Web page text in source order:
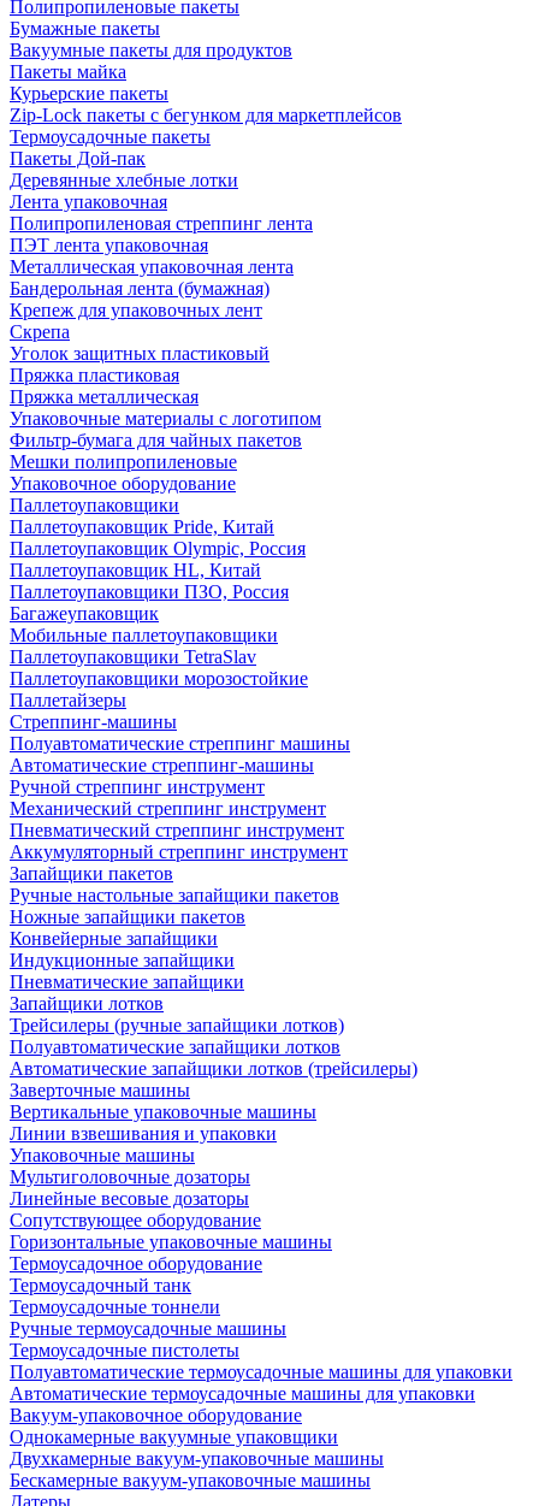
Полипропиленовые пакеты
Бумажные пакеты
Вакуумные пакеты для продуктов
Пакеты майка
Курьерские пакеты
Zip-Lock пакеты с бегунком для маркетплейсов
Термоусадочные пакеты
Пакеты Дой-пак
Деревянные хлебные лотки
Лента упаковочная
Полипропиленовая стреппинг лента
ПЭТ лента упаковочная
Металлическая упаковочная лента
Бандерольная лента (бумажная)
Крепеж для упаковочных лент
Скрепа
Уголок защитных пластиковый
Пряжка пластиковая
Пряжка металлическая
Упаковочные материалы с логотипом
Фильтр-бумага для чайных пакетов
Мешки полипропиленовые
Упаковочное оборудование
Паллетоупаковщики
Паллетоупаковщик Pride, Китай
Паллетоупаковщик Olympic, Россия
Паллетоупаковщик HL, Китай
Паллетоупаковщики ПЗО, Россия
Багажеупаковщик
Мобильные паллетоупаковщики
Паллетоупаковщики TetraSlav
Паллетоупаковщики морозостойкие
Паллетайзеры
Стреппинг-машины
Полуавтоматические стреппинг машины
Автоматические стреппинг-машины
Ручной стреппинг инструмент
Механический стреппинг инструмент
Пневматический стреппинг инструмент
Аккумуляторный стреппинг инструмент
Запайщики пакетов
Ручные настольные запайщики пакетов
Ножные запайщики пакетов
Конвейерные запайщики
Индукционные запайщики
Пневматические запайщики
Запайщики лотков
Трейсилеры (ручные запайщики лотков)
Полуавтоматические запайщики лотков
Автоматические запайщики лотков (трейсилеры)
Заверточные машины
Вертикальные упаковочные машины
Линии взвешивания и упаковки
Упаковочные машины
Мультиголовочные дозаторы
Линейные весовые дозаторы
Сопутствующее оборудование
Горизонтальные упаковочные машины
Термоусадочное оборудование
Термоусадочный танк
Термоусадочные тоннели
Ручные термоусадочные машины
Термоусадочные пистолеты
Полуавтоматические термоусадочные машины для упаковки
Автоматические термоусадочные машины для упаковки
Вакуум-упаковочное оборудование
Однокамерные вакуумные упаковщики
Двухкамерные вакуум-упаковочные машины
Бескамерные вакуум-упаковочные машины
Датеры